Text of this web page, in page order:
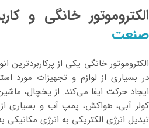
الکتروموتور خانگی و
صنعت
الکتروموتور خانگی یکی از
در بسیاری از لوازم و تجهیزات مورد
ایجاد حرکت ایفا می‌کند. از یخچال،
کولر آبی، هواکش، پمپ آب و بسیاری
تبدیل انرژی الکتریکی به انرژی مکانیکی